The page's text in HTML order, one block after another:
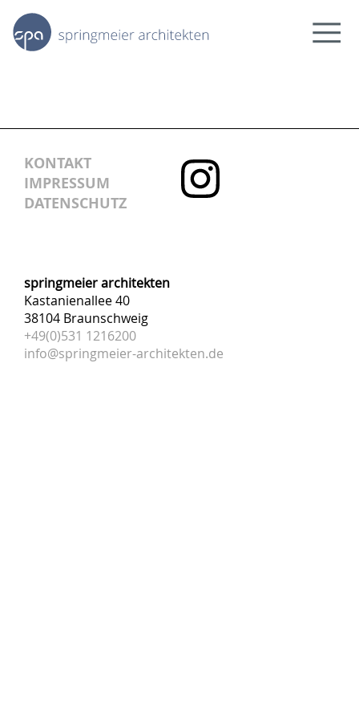
bildung.forschung
kultur.freizeit
arbeit
wohnen.städtebau
kontakt
KONTAKT
IMPRESSUM
DATENSCHUTZ
springmeier architekten
Kastanienallee 40
38104 Braunschweig
+49(0)531 1216200
info@springmeier-architekten.de